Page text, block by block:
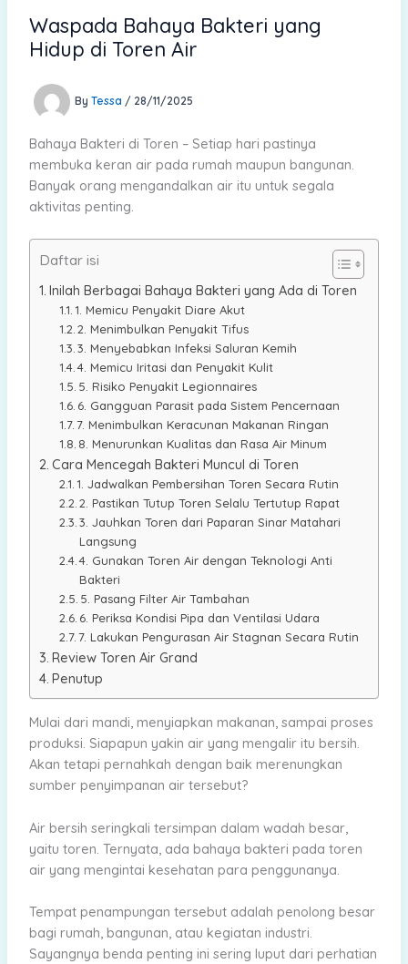
Waspada Bahaya Bakteri yang
Hidup di Toren Air
By Tessa / 28/11/2025
Bahaya Bakteri di Toren – Setiap hari pastinya
membuka keran air pada rumah maupun bangunan.
Banyak orang mengandalkan air itu untuk segala
aktivitas penting.
Daftar isi
Inilah Berbagai Bahaya Bakteri yang Ada di Toren
1. Memicu Penyakit Diare Akut
2. Menimbulkan Penyakit Tifus
3. Menyebabkan Infeksi Saluran Kemih
4. Memicu Iritasi dan Penyakit Kulit
5. Risiko Penyakit Legionnaires
6. Gangguan Parasit pada Sistem Pencernaan
7. Menimbulkan Keracunan Makanan Ringan
8. Menurunkan Kualitas dan Rasa Air Minum
Cara Mencegah Bakteri Muncul di Toren
1. Jadwalkan Pembersihan Toren Secara Rutin
2. Pastikan Tutup Toren Selalu Tertutup Rapat
3. Jauhkan Toren dari Paparan Sinar Matahari
Langsung
4. Gunakan Toren Air dengan Teknologi Anti
Bakteri
5. Pasang Filter Air Tambahan
6. Periksa Kondisi Pipa dan Ventilasi Udara
7. Lakukan Pengurasan Air Stagnan Secara Rutin
Review Toren Air Grand
Penutup
Mulai dari mandi, menyiapkan makanan, sampai proses
produksi. Siapapun yakin air yang mengalir itu bersih.
Akan tetapi pernahkah dengan baik merenungkan
sumber penyimpanan air tersebut?
Air bersih seringkali tersimpan dalam wadah besar,
yaitu toren. Ternyata, ada bahaya bakteri pada toren
air yang mengintai kesehatan para penggunanya.
Tempat penampungan tersebut adalah penolong besar
bagi rumah, bangunan, atau kegiatan industri.
Sayangnya benda penting ini sering luput dari perhatian